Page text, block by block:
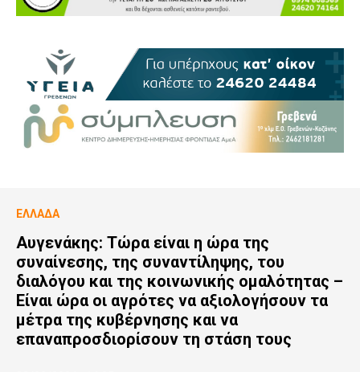
ΕΛΛΆΔΑ
Αυγενάκης: Τώρα είναι η ώρα της
συναίνεσης, της συναντίληψης, του
διαλόγου και της κοινωνικής ομαλότητας –
Είναι ώρα οι αγρότες να αξιολογήσουν τα
μέτρα της κυβέρνησης και να
επαναπροσδιορίσουν τη στάση τους